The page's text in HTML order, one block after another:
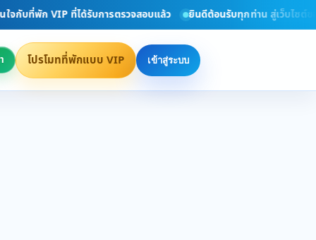
กับที่พัก VIP ที่ได้รับการตรวจสอบแล้ว ยินดีต้อนรับทุกท่าน สู่เว็บไซต์ขอ
โปรโมทที่พักแบบ VIP เข้าสู่ระบบ